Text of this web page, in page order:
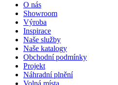
O nás
Showroom
Výroba
Inspirace
Naše služby
Naše katalogy
Obchodní podmínky
Projekt
Náhradní plnění
Volná místa